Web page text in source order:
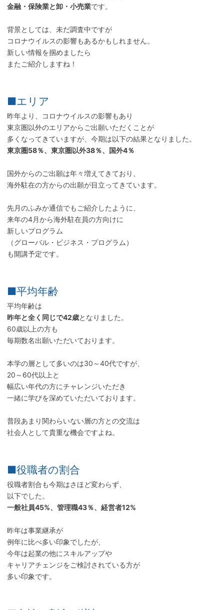
金融・保険業と卸・小売業です。
背景としては、未だ調査中ですが
コロナウイルスの影響もあるかもしれません。
新しい情報を掴めましたら
またご紹介しますね！
■エリア
昨年より、コロナウイルスの影響もあり
東京圏以外のエリアからご出願いただくことが
多くなってきていますが、今期は以下の結果となりました。
東京圏58％、東京圏以外38％、国外4％
国外からのご出願は年々増えてきており、
海外駐在の方からの出願が目立ってきています。
先月のふみか通信でもご紹介したように、
来年の4月から海外駐在員の方向けに
新しいプログラム
（グローバル・ビジネス・プログラム）
も開講予定です。
■平均年齢
平均年齢は
昨年と全く同じで42歳となりました。
60歳以上の方も
毎期数名出願いただいております。
本学の層として多いのは30～40代ですが、
20～60代以上と
幅広い年代の方にチャレンジいただき
一緒に学びを深めていただいております。
普段あまり関わらいない層の方との交流は
社会人として貴重な機会ですよね。
■役職者の割合
役職者割合も今期はさほど変わらず、
以下でした。
一般社員45%、管理職43％、経営者12%
昨年は事業継承が
例年に比べ多い印象でしたが、
今年は起業の他にスキルアップや
キャリアチェンジをご検討されている方が
多い印象です。